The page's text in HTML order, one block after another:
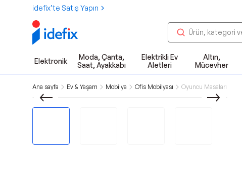
idefix’te Satış Yapın
Elektronik
Moda, Çanta,
Saat, Ayakkabı
Elektrikli Ev
Aletleri
Altın,
Mücevher
Ana sayfa Ev & Yaşam Mobilya Ofis Mobilyası Oyuncu Masaları